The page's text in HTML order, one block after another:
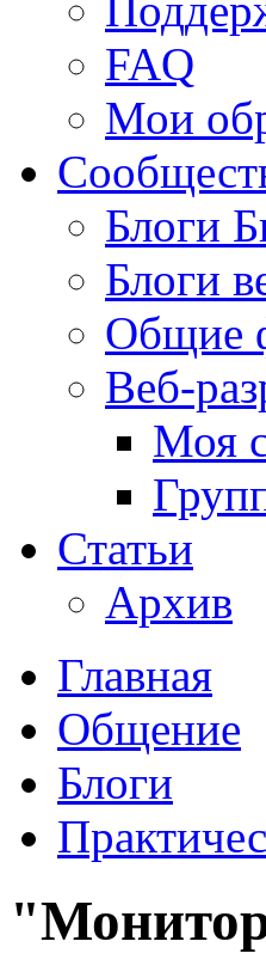
FAQ
Мои
Блоги
Блоги
Общие
Веб-
Моя
Статьи
Архив
Главная
Общение
Блоги
"Монитор